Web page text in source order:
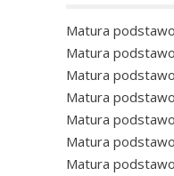
Matura
Matura
Matura
Matura
Matura
Matura
Matura